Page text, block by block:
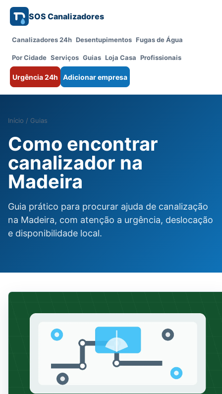
SOS Canalizadores
Canalizadores 24h Desentupimentos Fugas de Água
Por Cidade Serviços Guias Loja Casa Profissionais
Urgência 24h Adicionar empresa
Início / Guias
Como encontrar
canalizador na
Madeira
Guia prático para procurar ajuda de canalização
na Madeira, com atenção a urgência, deslocação
e disponibilidade local.